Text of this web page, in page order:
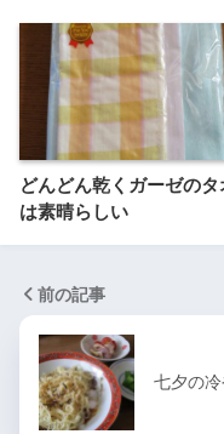
どんどん乾くガーゼのタ
は素晴らしい
前の記事
七夕の